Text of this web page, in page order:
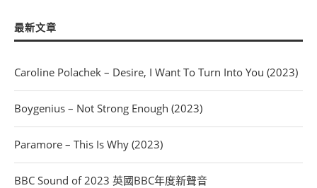
最新文章
Caroline Polachek – Desire, I Want To Turn Into You (2023)
Boygenius – Not Strong Enough (2023)
Paramore – This Is Why (2023)
BBC Sound of 2023 英國BBC年度新聲音